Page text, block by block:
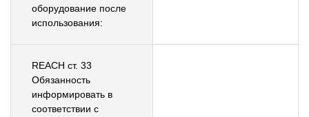
оборудование после
использования:
REACH ст. 33
Обязанность
информировать в
соответствии с